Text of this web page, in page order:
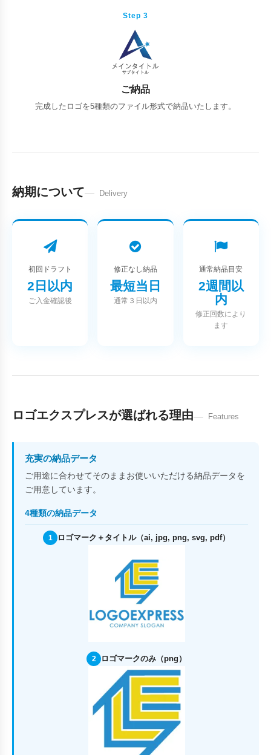
Step 3
ご納品
完成したロゴを5種類のファイル形式で納品いたします。
納期について Delivery
初回ドラフト
2日以内
ご入金確認後
修正なし納品
最短当日
通常３日以内
通常納品目安
2週間以
内
修正回数により
ます
ロゴエクスプレスが選ばれる理由 Features
充実の納品データ
ご用途に合わせてそのままお使いいただける納品データを
ご用意しています。
4種類の納品データ
1 ロゴマーク＋タイトル（ai, jpg, png, svg, pdf）
2 ロゴマークのみ（png）